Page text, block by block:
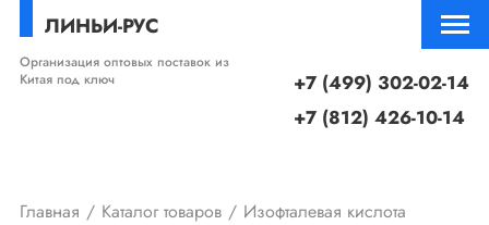
ЛИНЬИ-РУС
Организация оптовых поставок из
Китая под ключ
+7 (499) 302-02-14
+7 (812) 426-10-14
Главная Каталог товаров Изофталевая кислота